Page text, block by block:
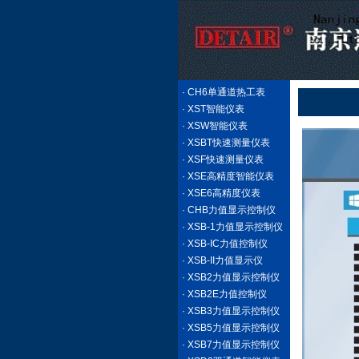
· CH6单通道热工表
· XST智能仪表
· XSW智能仪表
· XSBT快速测量仪表
· XSF快速测量仪表
· XSE高精度智能仪表
· XSE6高精度仪表
· CHB力值显示控制仪
· XSB-1力值显示控制仪
· XSB-IC力值控制仪
· XSB-II力值显示仪
· XSB2力值显示控制仪
· XSB2E力值控制仪
· XSB3力值显示控制仪
· XSB5力值显示控制仪
· XSB7力值显示控制仪